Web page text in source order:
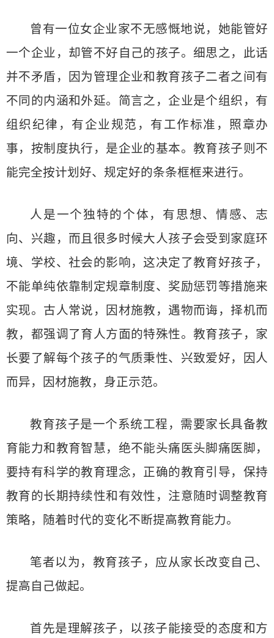
曾有一位女企业家不无感慨地说，她能管好
一个企业，却管不好自己的孩子。细思之，此话
并不矛盾，因为管理企业和教育孩子二者之间有
不同的内涵和外延。简言之，企业是个组织，有
组织纪律，有企业规范，有工作标准，照章办
事，按制度执行，是企业的基本。教育孩子则不
能完全按计划好、规定好的条条框框来进行。
人是一个独特的个体，有思想、情感、志
向、兴趣，而且很多时候大人孩子会受到家庭环
境、学校、社会的影响，这决定了教育好孩子，
不能单纯依靠制定规章制度、奖励惩罚等措施来
实现。古人常说，因材施教，遇物而诲，择机而
教，都强调了育人方面的特殊性。教育孩子，家
长要了解每个孩子的气质秉性、兴致爱好，因人
而异，因材施教，身正示范。
教育孩子是一个系统工程，需要家长具备教
育能力和教育智慧，绝不能头痛医头脚痛医脚，
要持有科学的教育理念，正确的教育引导，保持
教育的长期持续性和有效性，注意随时调整教育
策略，随着时代的变化不断提高教育能力。
笔者以为，教育孩子，应从家长改变自己、
提高自己做起。
首先是理解孩子，以孩子能接受的态度和方